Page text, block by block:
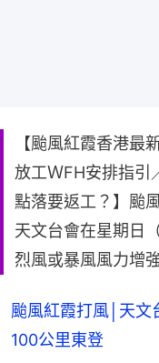
【颱風紅霞香港最
放工ＷFH安排指引
點落要返工？】颱
天文台會在星期日
烈風或暴風風力增
颱風紅霞打風│天
100公里東登